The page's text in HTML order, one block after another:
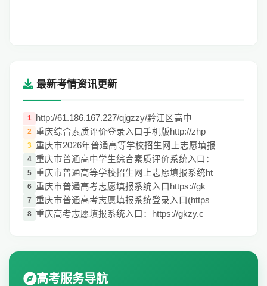
最新考情资讯更新
1 http://61.186.167.227/qjgzzy/黔江区高中
2 重庆综合素质评价登录入口手机版http://zhp
3 重庆市2026年普通高等学校招生网上志愿填报
4 重庆市普通高中学生综合素质评价系统入口：
5 重庆市普通高等学校招生网上志愿填报系统ht
6 重庆市普通高考志愿填报系统入口https://gk
7 重庆市普通高考志愿填报系统登录入口(https
8 重庆高考志愿填报系统入口：https://gkzy.c
高考服务导航